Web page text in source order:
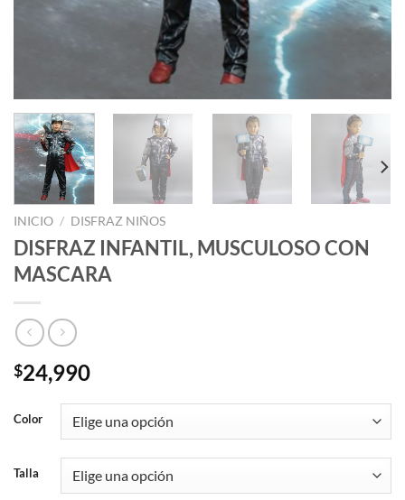
INICIO / DISFRAZ NIÑOS
DISFRAZ INFANTIL, MUSCULOSO CON
MASCARA
$24,990
Color
Talla